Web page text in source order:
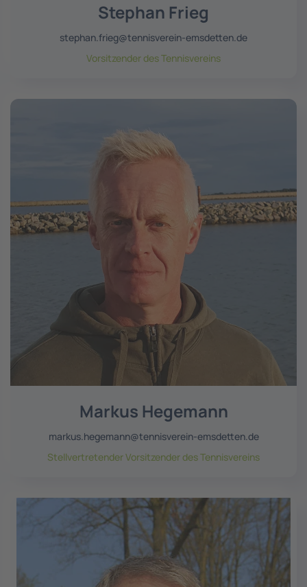
Stephan Frieg
stephan.frieg@tennisverein-emsdetten.de
Vorsitzender des Tennisvereins
Markus Hegemann
markus.hegemann@tennisverein-emsdetten.de
Stellvertretender Vorsitzender des Tennisvereins